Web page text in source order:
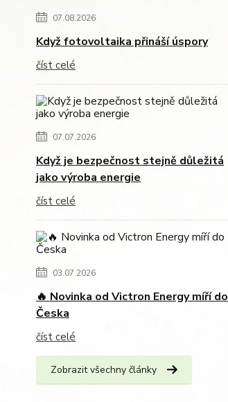
07.08.2026
Když fotovoltaika přináší úspory
číst celé
07.07.2026
Když je bezpečnost stejně důležitá
jako výroba energie
číst celé
03.07.2026
🔥 Novinka od Victron Energy míří do
Česka
číst celé
Zobrazit všechny články